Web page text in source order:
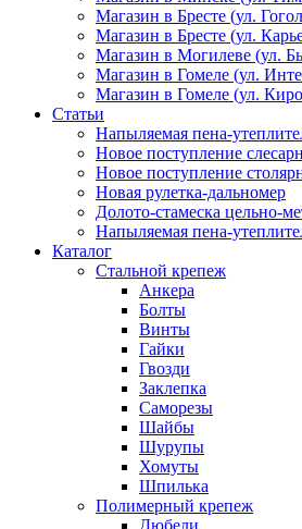
Магазин в Бресте (ул.
Магазин в Бресте (ул.
Магазин в Могилеве (ул.
Магазин в Гомеле (ул.
Магазин в Гомеле (ул.
Статьи
Напыляемая пена-
Новое поступление
Новое поступление
Новая рулетка-дальномер
Долото-стамеска цельно-
Напыляемая пена-
Каталог
Стальной крепеж
Анкера
Болты
Винты
Гайки
Гвозди
Заклепка
Саморезы
Шайбы
Шурупы
Хомуты
Шпилька
Полимерный крепеж
Дюбели